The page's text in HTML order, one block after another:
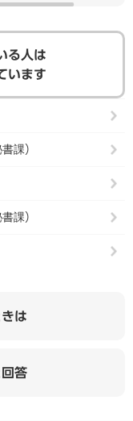
る人は
います
課）
課）
は
答